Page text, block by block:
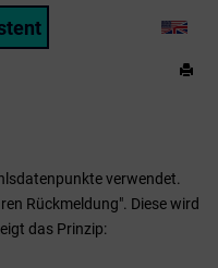
LANG
verwendet.
Rückmeldung". Diese wird
das Prinzip: